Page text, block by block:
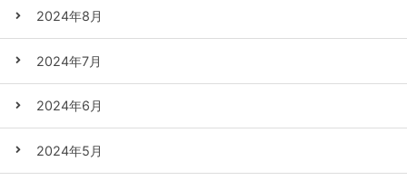
2024年8月
2024年7月
2024年6月
2024年5月